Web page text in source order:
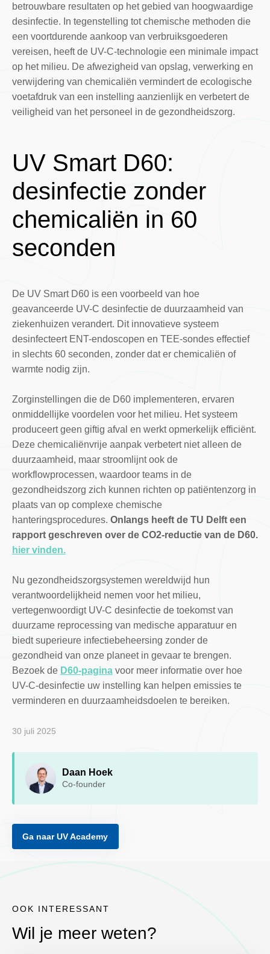
betrouwbare resultaten op het gebied van hoogwaardige
desinfectie. In tegenstelling tot chemische methoden die
een voortdurende aankoop van verbruiksgoederen
vereisen, heeft de UV-C-technologie een minimale impact
op het milieu. De afwezigheid van opslag, verwerking en
verwijdering van chemicaliën vermindert de ecologische
voetafdruk van een instelling aanzienlijk en verbetert de
veiligheid van het personeel in de gezondheidszorg.
UV Smart D60:
desinfectie zonder
chemicaliën in 60
seconden
De UV Smart D60 is een voorbeeld van hoe
geavanceerde UV-C desinfectie de duurzaamheid van
ziekenhuizen verandert. Dit innovatieve systeem
desinfecteert ENT-endoscopen en TEE-sondes effectief
in slechts 60 seconden, zonder dat er chemicaliën of
warmte nodig zijn.
Zorginstellingen die de D60 implementeren, ervaren
onmiddellijke voordelen voor het milieu. Het systeem
produceert geen giftig afval en werkt opmerkelijk efficiënt.
Deze chemicaliënvrije aanpak verbetert niet alleen de
duurzaamheid, maar stroomlijnt ook de
workflowprocessen, waardoor teams in de
gezondheidszorg zich kunnen richten op patiëntenzorg in
plaats van op complexe chemische
hanteringsprocedures. Onlangs heeft de TU Delft een
rapport geschreven over de CO2-reductie van de D60.
hier vinden.
Nu gezondheidszorgsystemen wereldwijd hun
verantwoordelijkheid nemen voor het milieu,
vertegenwoordigt UV-C desinfectie de toekomst van
duurzame reprocessing van medische apparatuur en
biedt superieure infectiebeheersing zonder de
gezondheid van onze planeet in gevaar te brengen.
Bezoek de D60-paginavoor meer informatie over hoe
UV-C-desinfectie uw instelling kan helpen emissies te
verminderen en duurzaamheidsdoelen te bereiken.
30 juli 2025
Daan Hoek
Co-founder
Ga naar UV Academy
OOK INTERESSANT
Wil je meer weten?